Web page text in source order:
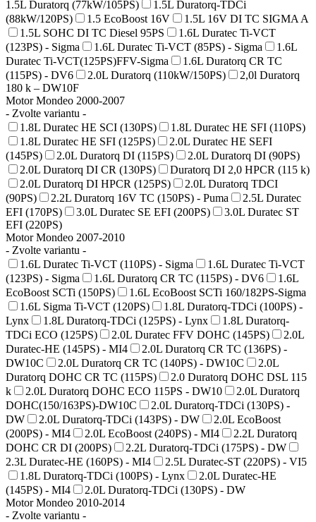
1.5L Duratorq (77kW/105PS)
1.5L Duratorq-TDCi
(88kW/120PS)
1.5 EcoBoost 16V
1.5L 16V DI TC SIGMA A
1.5L SOHC DI TC Diesel 95PS
1.6L Duratec Ti-VCT
(123PS) - Sigma
1.6L Duratec Ti-VCT (85PS) - Sigma
1.6L
Duratec Ti-VCT(125PS)FFV-Sigma
1.6L Duratorq CR TC
(115PS) - DV6
2.0L Duratorq (110kW/150PS)
2,0l Duratorq
180 k – DW10F
Motor Mondeo 2000-2007
- Zvolte variantu -
1.8L Duratec HE SCI (130PS)
1.8L Duratec HE SFI (110PS)
1.8L Duratec HE SFI (125PS)
2.0L Duratec HE SEFI
(145PS)
2.0L Duratorq DI (115PS)
2.0L Duratorq DI (90PS)
2.0L Duratorq DI CR (130PS)
Duratorq DI 2,0 HPCR (115 k)
2.0L Duratorq DI HPCR (125PS)
2.0L Duratorq TDCI
(90PS)
2.2L Duratorq 16V TC (150PS) - Puma
2.5L Duratec
EFI (170PS)
3.0L Duratec SE EFI (200PS)
3.0L Duratec ST
EFI (220PS)
Motor Mondeo 2007-2010
- Zvolte variantu -
1.6L Duratec Ti-VCT (110PS) - Sigma
1.6L Duratec Ti-VCT
(123PS) - Sigma
1.6L Duratorq CR TC (115PS) - DV6
1.6L
EcoBoost SCTi (150PS)
1.6L EcoBoost SCTi 160/182PS-Sigma
1.6L Sigma Ti-VCT (120PS)
1.8L Duratorq-TDCi (100PS) -
Lynx
1.8L Duratorq-TDCi (125PS) - Lynx
1.8L Duratorq-
TDCi ECO (125PS)
2.0L Duratec FFV DOHC (145PS)
2.0L
Duratec-HE (145PS) - MI4
2.0L Duratorq CR TC (136PS) -
DW10C
2.0L Duratorq CR TC (140PS) - DW10C
2.0L
Duratorq DOHC CR TC (115PS)
2.0 Duratorq DOHC DSL 115
k
2.0L Duratorq DOHC ECO 115PS - DW10
2.0L Duratorq
DOHC(150/163PS)-DW10C
2.0L Duratorq-TDCi (130PS) -
DW
2.0L Duratorq-TDCi (143PS) - DW
2.0L EcoBoost
(200PS) - MI4
2.0L EcoBoost (240PS) - MI4
2.2L Duratorq
DOHC CR DI (200PS)
2.2L Duratorq-TDCi (175PS) - DW
2.3L Duratec-HE (160PS) - MI4
2.5L Duratec-ST (220PS) - VI5
1.8L Duratorq-TDCi (100PS) - Lynx
2.0L Duratec-HE
(145PS) - MI4
2.0L Duratorq-TDCi (130PS) - DW
Motor Mondeo 2010-2014
- Zvolte variantu -